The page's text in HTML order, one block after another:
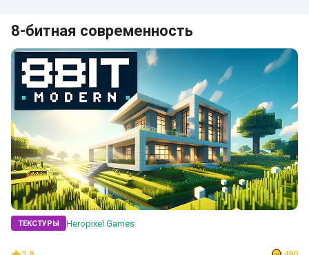
8-битная современность
ТЕКСТУРЫ Heropixel Games